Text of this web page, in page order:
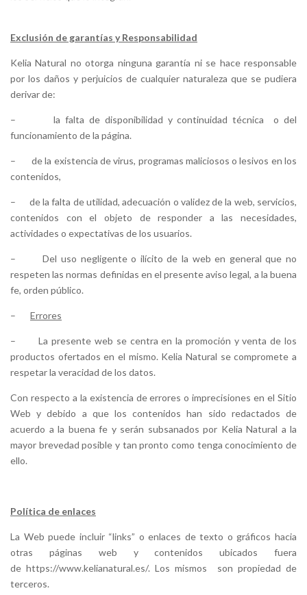
Exclusión de garantías y Responsabilidad
Kelia Natural no otorga ninguna garantía ni se hace responsable
por los daños y perjuicios de cualquier naturaleza que se pudiera
derivar de:
–
la falta de disponibilidad y continuidad técnica o del
funcionamiento de la página.
–de la existencia de virus, programas maliciosos o lesivos en los
contenidos,
– de la falta de utilidad, adecuación o validez de la web, servicios,
contenidos con el objeto de responder a las necesidades,
actividades o expectativas de los usuarios.
–Del uso negligente o ilícito de la web en general que no
respeten las normas definidas en el presente aviso legal, a la buena
fe, orden público.
– Errores
–La presente web se centra en la promoción y venta de los
productos ofertados en el mismo. Kelia Natural se compromete a
respetar la veracidad de los datos.
Con respecto a la existencia de errores o imprecisiones en el Sitio
Web y debido a que los contenidos han sido redactados de
acuerdo a la buena fe y serán subsanados por Kelia Natural a la
mayor brevedad posible y tan pronto como tenga conocimiento de
ello.
Política de enlaces
La Web puede incluir “links” o enlaces de texto o gráficos hacia
otras páginas web y contenidos ubicados fuera
dehttps://www.kelianatural.es/.Los mismos son propiedad de
terceros.